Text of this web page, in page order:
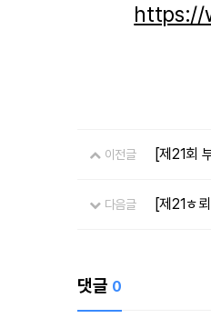
https://
이전글 [제21회
다음글 [제21ㅎ
댓글 0